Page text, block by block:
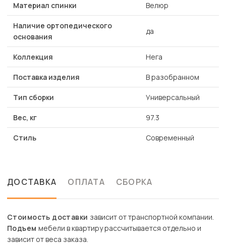
Материал спинки Велюр
Наличие ортопедического
основания
да
Коллекция Нега
Поставка изделия В разобранном
Тип сборки Универсальный
Вес, кг 97.3
Стиль Современный
ДОСТАВКА ОПЛАТА СБОРКА
Стоимость доставки зависит от транспортной компании.
Подъем мебели в квартиру рассчитывается отдельно и
зависит от веса заказа.